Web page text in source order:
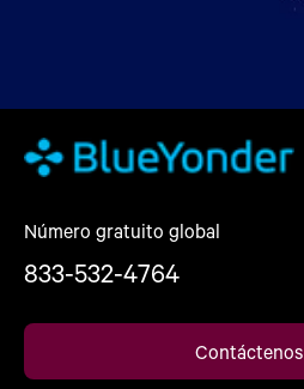
Número gratuito global
833-532-4764
Contáctenos